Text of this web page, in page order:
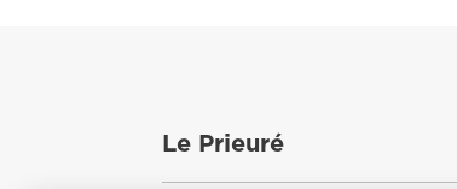
Le Prieuré